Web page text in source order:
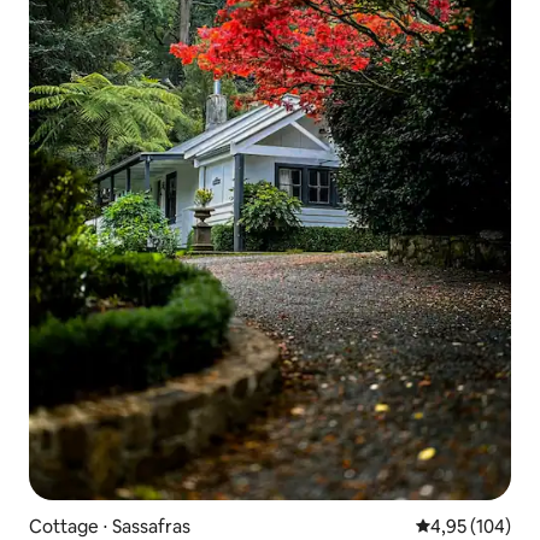
Cottage ⋅ Sassafras Évaluation
4,95 (104)